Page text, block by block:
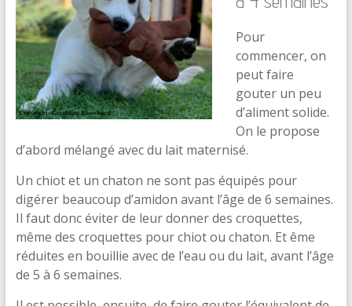
Pour
commencer, on
peut faire
gouter un peu
d’aliment solide.
On le propose
d’abord mélangé avec du lait maternisé.
Un chiot et un chaton ne sont pas équipés pour
digérer beaucoup d’amidon avant l’âge de 6 semaines.
Il faut donc éviter de leur donner des croquettes,
même des croquettes pour chiot ou chaton. Et ême
réduites en bouillie avec de l’eau ou du lait, avant l’âge
de 5 à 6 semaines.